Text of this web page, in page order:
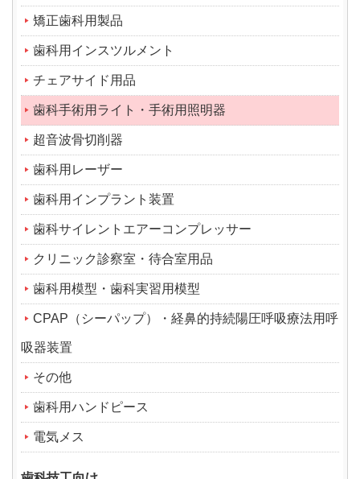
矯正歯科用製品
歯科用インスツルメント
チェアサイド用品
歯科手術用ライト・手術用照明器
超音波骨切削器
歯科用レーザー
歯科用インプラント装置
歯科サイレントエアーコンプレッサー
クリニック診察室・待合室用品
歯科用模型・歯科実習用模型
CPAP（シーパップ）・経鼻的持続陽圧呼吸療法用呼
吸器装置
その他
歯科用ハンドピース
電気メス